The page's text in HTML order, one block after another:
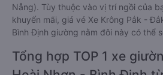
Nẵng). Tùy thuộc vào vị trí ngồi của
khuyến mãi, giá vé Xe Krông Pắk -
Bình Định giường nằm đôi này có thể
Tổng hợp TOP 1 xe